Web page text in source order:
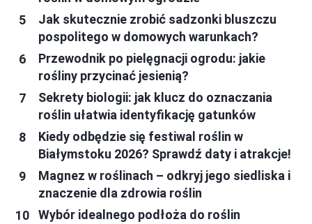
Jak skutecznie zrobić sadzonki bluszczu
pospolitego w domowych warunkach?
Przewodnik po pielęgnacji ogrodu: jakie
rośliny przycinać jesienią?
Sekrety biologii: jak klucz do oznaczania
roślin ułatwia identyfikację gatunków
Kiedy odbędzie się festiwal roślin w
Białymstoku 2026? Sprawdź daty i atrakcje!
Magnez w roślinach – odkryj jego siedliska i
znaczenie dla zdrowia roślin
Wybór idealnego podłoża do roślin